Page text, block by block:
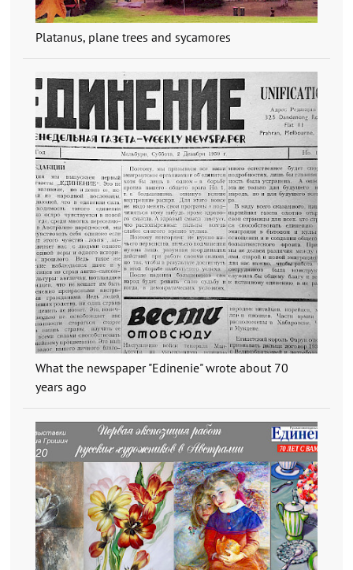
Platanus, plane trees and sycamores
What the newspaper "Edinenie" wrote about 70
years ago